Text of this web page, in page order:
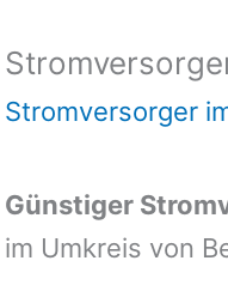
Stromversorger
Günstiger
im Umkreis von